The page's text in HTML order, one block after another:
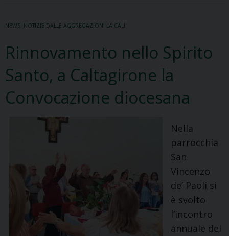
con
Papa
Leone
NEWS NOTIZIE DALLE AGGREGAZIONI LAICALI
Rinnovamento nello Spirito
Santo, a Caltagirone la
Convocazione diocesana
Nella
parrocchia
San
Vincenzo
de’ Paoli si
è svolto
l’incontro
annuale del